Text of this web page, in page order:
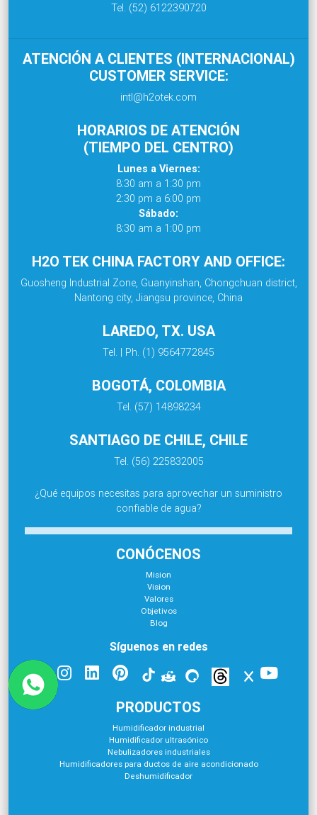
Tel. (52) 6122390720
ATENCIÓN A CLIENTES (INTERNACIONAL)
CUSTOMER SERVICE:
intl@h2otek.com
HORARIOS DE ATENCIÓN
(TIEMPO DEL CENTRO)
Lunes a Viernes:
8:30 am a 1:30 pm
2:30 pm a 6:00 pm
Sábado:
8:30 am a 1:00 pm
H2O TEK CHINA FACTORY AND OFFICE:
Guosheng Industrial Zone, Guanyinshan, Chongchuan district,
Nantong city, Jiangsu province, China
LAREDO, TX. USA
Tel. | Ph. (1) 9564772845
BOGOTÁ, COLOMBIA
Tel. (57) 14898234
SANTIAGO DE CHILE, CHILE
Tel. (56) 225832005
¿Qué equipos necesitas para aprovechar un suministro
confiable de agua?
CONÓCENOS
Mision
Vision
Valores
Objetivos
Blog
Síguenos en redes
PRODUCTOS
Humidificador industrial
Humidificador ultrasónico
Nebulizadores industriales
Humidificadores para ductos de aire acondicionado
Deshumidificador